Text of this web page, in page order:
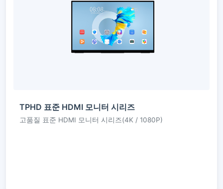
TPHD 표준 HDMI 모니터 시리즈
고품질 표준 HDMI 모니터 시리즈(4K / 1080P)